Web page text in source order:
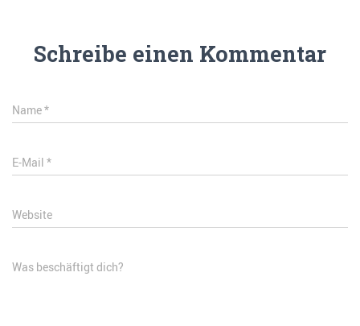
Schreibe einen Kommentar
Name*
E-Mail *
Website
Was beschäftigt dich?